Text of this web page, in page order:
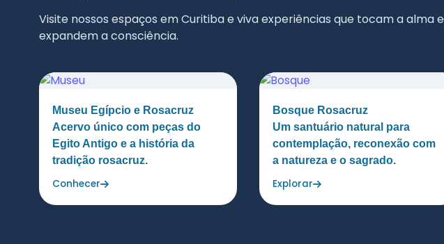
Visite nossos espaços em Curitiba e viva experiências que tocam a alma e
expandem a consciência.
Museu Egípcio e Rosacruz
Acervo único com peças do
Egito Antigo e a história da
tradição rosacruz.
Conhecer
Bosque Rosacruz
Um santuário natural para
contemplação, reconexão com
a natureza e o sagrado.
Explorar